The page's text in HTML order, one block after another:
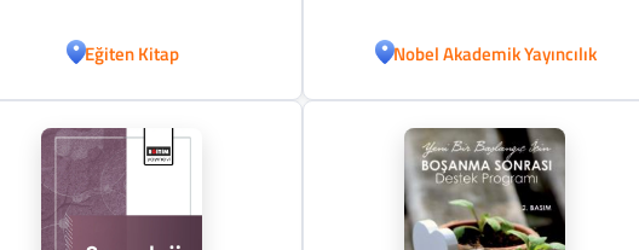
Eğiten Kitap Nobel Akademik Yayıncılık